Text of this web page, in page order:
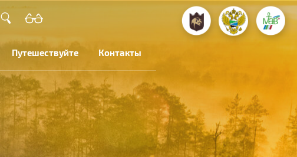
Путешествуйте Контакты